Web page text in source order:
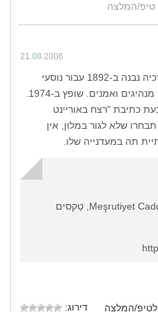
טיפ/המלצה
21.08.2006
מלון Pera Palas באיסטנבול, תורכיה נבנה ב-1892 עבור נוסעי
כתיבת "רצח באוריינט
שלא לגור במלון, אין
תה במעדנייה שלו.
לטיפ/המלצה
דירוג: